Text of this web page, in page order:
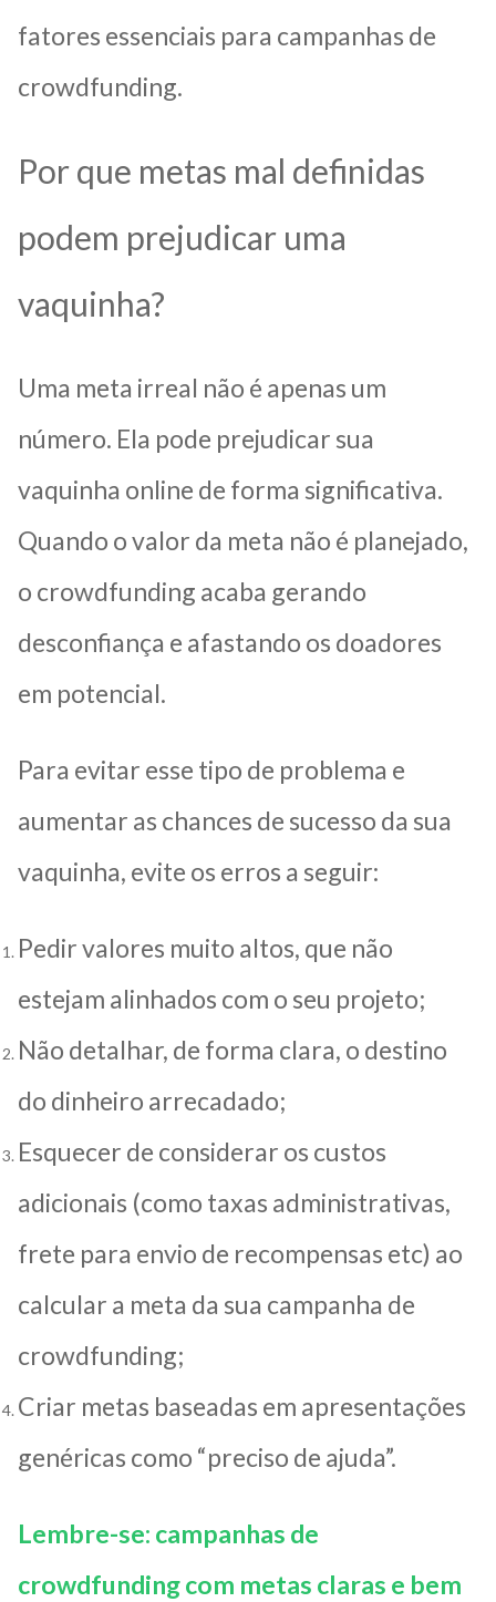
fatores essenciais para campanhas de
crowdfunding.
Por que metas mal definidas
podem prejudicar uma
vaquinha?
Uma meta irreal não é apenas um
número. Ela pode prejudicar sua
vaquinha online de forma significativa.
Quando o valor da meta não é planejado,
o crowdfunding acaba gerando
desconfiança e afastando os doadores
em potencial.
Para evitar esse tipo de problema e
aumentar as chances de sucesso da sua
vaquinha, evite os erros a seguir:
Pedir valores muito altos, que não
estejam alinhados com o seu projeto;
Não detalhar, de forma clara, o destino
do dinheiro arrecadado;
Esquecer de considerar os custos
adicionais (como taxas administrativas,
frete para envio de recompensas etc) ao
calcular a meta da sua campanha de
crowdfunding;
Criar metas baseadas em apresentações
genéricas como “preciso de ajuda”.
Lembre-se: campanhas de
crowdfunding com metas claras e bem